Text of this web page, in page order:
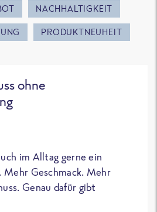
NACHHALTIGKEIT
PRODUKTNEUHEIT
ohne
im Alltag gerne ein
Mehr Geschmack. Mehr
Genau dafür gibt